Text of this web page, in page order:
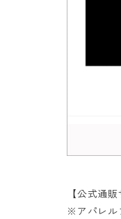
【公式通販
※アパレル